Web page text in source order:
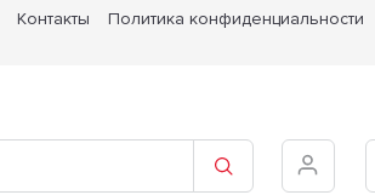
Контакты
Политика конфиденциальности